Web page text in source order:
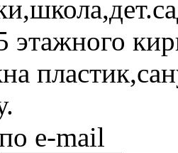
этажного
e-mail